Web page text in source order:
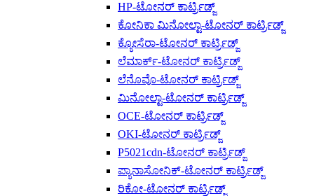
HP-ಟೋನರ್ ಕಾರ್ಟ್ರಿಡ್ಜ್
ಕೋನಿಕಾ ಮಿನೋಲ್ಟಾ-ಟೋನರ್ ಕಾರ್ಟ್ರಿಡ್ಜ್
ಕ್ಯೋಸೆರಾ-ಟೋನರ್ ಕಾರ್ಟ್ರಿಡ್ಜ್
ಲೆಮಾರ್ಕ್-ಟೋನರ್ ಕಾರ್ಟ್ರಿಡ್ಜ್
ಲೆನೊವೊ-ಟೋನರ್ ಕಾರ್ಟ್ರಿಡ್ಜ್
ಮಿನೋಲ್ಟಾ-ಟೋನರ್ ಕಾರ್ಟ್ರಿಡ್ಜ್
OCE-ಟೋನರ್ ಕಾರ್ಟ್ರಿಡ್ಜ್
OKI-ಟೋನರ್ ಕಾರ್ಟ್ರಿಡ್ಜ್
P5021cdn-ಟೋನರ್ ಕಾರ್ಟ್ರಿಡ್ಜ್
ಪ್ಯಾನಾಸೋನಿಕ್-ಟೋನರ್ ಕಾರ್ಟ್ರಿಡ್ಜ್
ರಿಕೋ-ಟೋನರ್ ಕಾರ್ಟ್ರಿಡ್ಜ್